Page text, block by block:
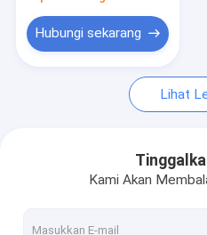
Berita
Perantara kimia
Intermediet pestisida
Zat antara Nikotin dan
Hubungi sekarang
Lihat
Kami Akan